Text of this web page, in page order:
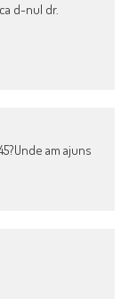
d-nul dr.
am ajuns